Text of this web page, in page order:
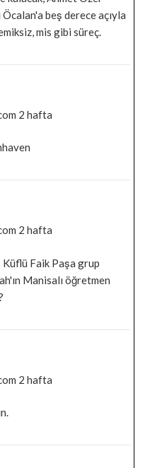
beş derece açıyla
mis gibi süreç.
2 hafta
2 hafta
Faik Paşa grup
Manisalı öğretmen
2 hafta